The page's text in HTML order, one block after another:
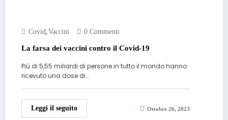
Covid, Vaccini 0 Commenti
La farsa dei vaccini contro il Covid-19
Più di 5,55 miliardi di persone in tutto il mondo hanno
ricevuto una dose di…
Leggi il seguito Ottobre 26, 2023